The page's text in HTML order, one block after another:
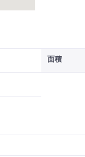
面積